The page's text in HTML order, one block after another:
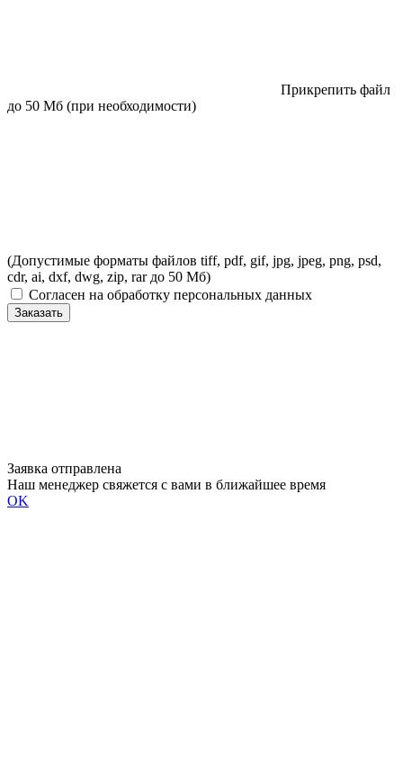
Прикрепить файл
до 50 Мб (при необходимости)
(Допустимые форматы файлов tiff, pdf, gif, jpg, jpeg, png, psd,
cdr, ai, dxf, dwg, zip, rar до 50 Мб)
Согласен на обработку персональных данных
Заказать
Заявка отправлена
Наш менеджер свяжется с вами в ближайшее время
OK